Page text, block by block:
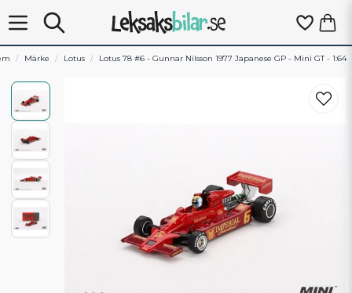
Märke Lotus Lotus 78 #6 - Gunnar Nilsson 1977 Japanese GP - Mini GT - 1:64